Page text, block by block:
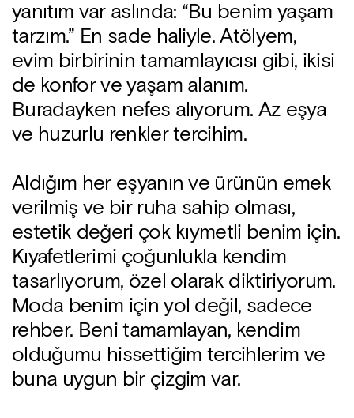
yanıtım var aslında: “Bu benim yaşam
tarzım.” En sade haliyle. Atölyem,
evim birbirinin tamamlayıcısı gibi, ikisi
de konfor ve yaşam alanım.
Buradayken nefes alıyorum. Az eşya
ve huzurlu renkler tercihim.
Aldığım her eşyanın ve ürünün emek
verilmiş ve bir ruha sahip olması,
estetik değeri çok kıymetli benim için.
Kıyafetlerimi çoğunlukla kendim
tasarlıyorum, özel olarak diktiriyorum.
Moda benim için yol değil, sadece
rehber. Beni tamamlayan, kendim
olduğumu hissettiğim tercihlerim ve
buna uygun bir çizgim var.